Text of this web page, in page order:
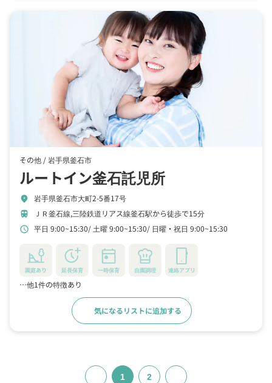
その他 /岩手県釜石市
ルートイン釜石託児所
location_on 岩手県釜石市大町2-5番17号
train ＪＲ釜石線,三陸鉄道リアス線釜石駅から徒歩で15分
schedule 平日 9:00~15:30 土曜 9:00~15:30 日曜・祝日 9:00~15:30
園庭あり 延長保育 一時保育 自園調理 連絡アプリ
…他1件の特徴あり
気になるリストに追加する
1 2